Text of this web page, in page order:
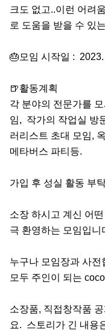
크도 없고..이런 어려
로 도움을 받을 수 있
🎂모임 시작일 :
🍺활동계획
각 분야의 전문가를
임,  작가의 작업실 방
러리스트 초대 모임,
메타버스 파티등.
가입 후 성실 활동 부
소장 하시고 계신 어
극 환영하는 모임입니
누구나 모임장과 사
모두 주인이 되는
소장품, 직접창작품
요.  스토리가 긴 내용